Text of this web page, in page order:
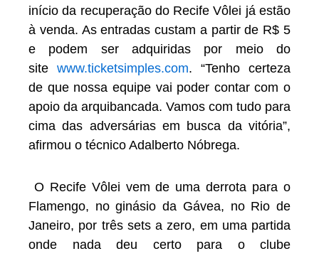
início da recuperação do Recife Vôlei já estão
à venda. As entradas custam a partir de R$ 5
e podem ser adquiridas por meio do
site www.ticketsimples.com. “Tenho certeza
de que nossa equipe vai poder contar com o
apoio da arquibancada. Vamos com tudo para
cima das adversárias em busca da vitória”,
afirmou o técnico Adalberto Nóbrega.
O Recife Vôlei vem de uma derrota para o
Flamengo, no ginásio da Gávea, no Rio de
Janeiro, por três sets a zero, em uma partida
onde nada deu certo para o clube